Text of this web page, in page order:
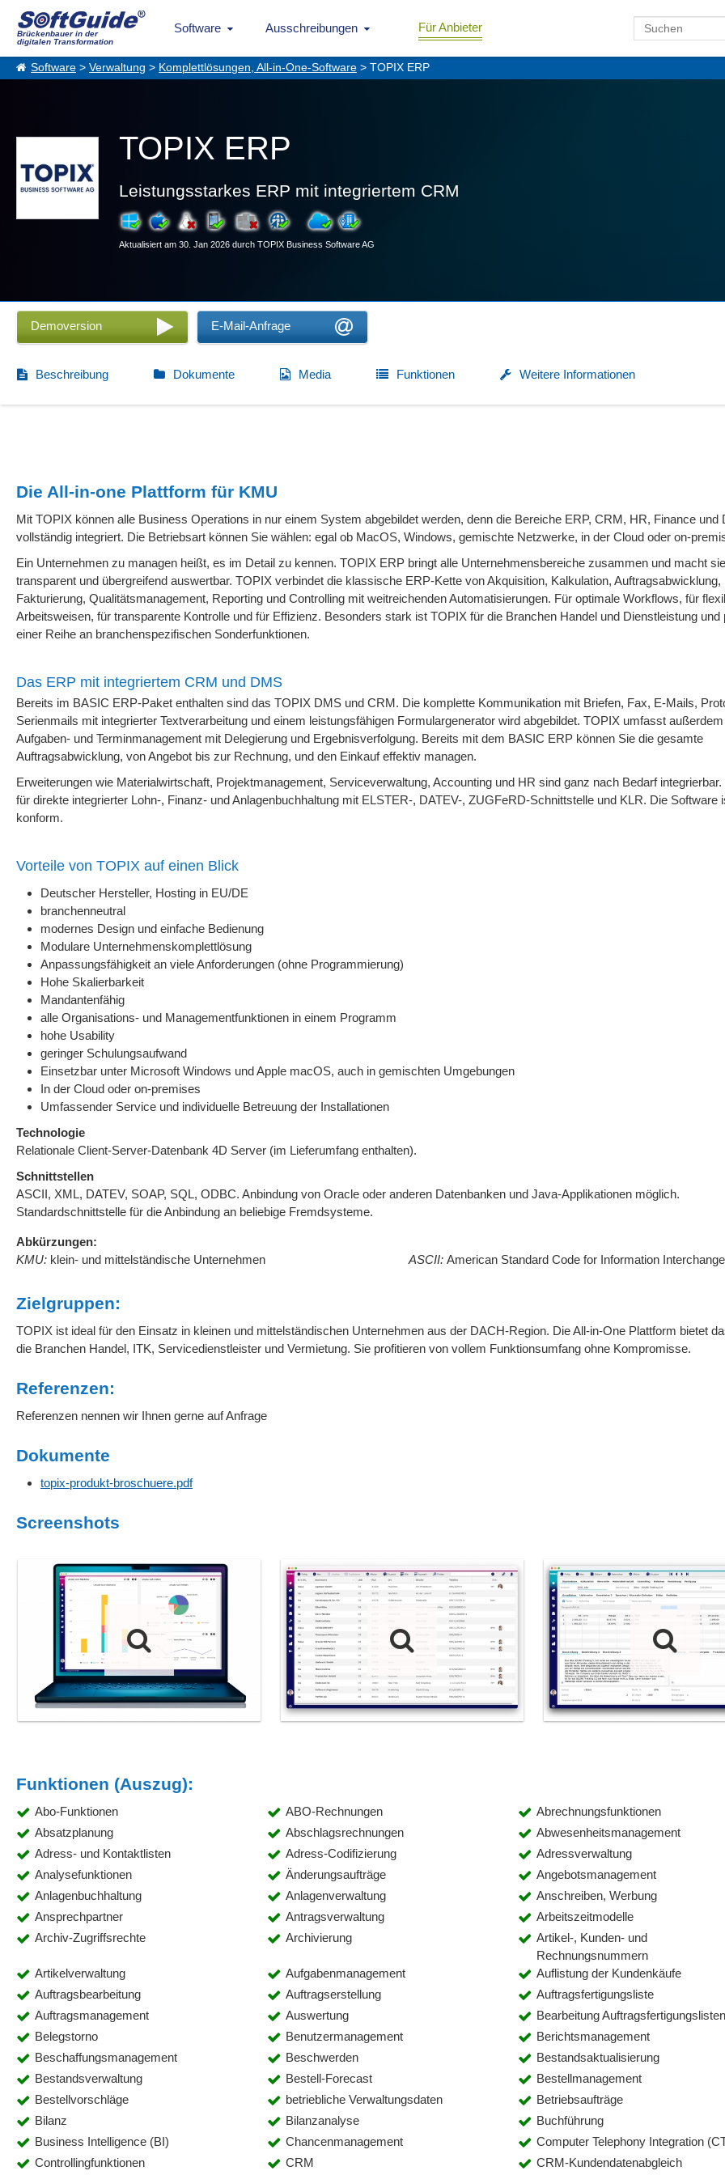
Brückenbauer in der
digitalen Transformation
Software Ausschreibungen Für Anbieter
Software > Verwaltung > Komplettlösungen, All-in-One-Software > TOPIX ERP
TOPIX ERP
Leistungsstarkes ERP mit integriertem CRM
Aktualisiert am 30. Jan 2026 durch TOPIX Business Software AG
Demoversion E-Mail-Anfrage
Beschreibung Dokumente Media Funktionen Weitere Informationen
Die All-in-one Plattform für KMU
Mit TOPIX können alle Business Operations in nur einem System abgebildet werden, denn die Bereiche ERP, CRM, HR, Finance und
vollständig integriert. Die Betriebsart können Sie wählen: egal ob MacOS, Windows, gemischte Netzwerke, in der Cloud oder on-
Ein Unternehmen zu managen heißt, es im Detail zu kennen. TOPIX ERP bringt alle Unternehmensbereiche zusammen und macht sie
transparent und übergreifend auswertbar. TOPIX verbindet die klassische ERP-Kette von Akquisition, Kalkulation, Auftragsabwicklung,
Fakturierung, Qualitätsmanagement, Reporting und Controlling mit weitreichenden Automatisierungen. Für optimale Workflows, für
Arbeitsweisen, für transparente Kontrolle und für Effizienz. Besonders stark ist TOPIX für die Branchen Handel und Dienstleistung und
einer Reihe an branchenspezifischen Sonderfunktionen.
Das ERP mit integriertem CRM und DMS
Bereits im BASIC ERP-Paket enthalten sind das TOPIX DMS und CRM. Die komplette Kommunikation mit Briefen, Fax, E-Mails,
Serienmails mit integrierter Textverarbeitung und einem leistungsfähigen Formulargenerator wird abgebildet. TOPIX umfasst
Aufgaben- und Terminmanagement mit Delegierung und Ergebnisverfolgung. Bereits mit dem BASIC ERP können Sie die gesamte
Auftragsabwicklung, von Angebot bis zur Rechnung, und den Einkauf effektiv managen.
Erweiterungen wie Materialwirtschaft, Projektmanagement, Serviceverwaltung, Accounting und HR sind ganz nach Bedarf integrierbar.
für direkte integrierter Lohn-, Finanz- und Anlagenbuchhaltung mit ELSTER-, DATEV-, ZUGFeRD-Schnittstelle und KLR. Die Software
konform.
Vorteile von TOPIX auf einen Blick
Deutscher Hersteller, Hosting in EU/DE
branchenneutral
modernes Design und einfache Bedienung
Modulare Unternehmenskomplettlösung
Anpassungsfähigkeit an viele Anforderungen (ohne Programmierung)
Hohe Skalierbarkeit
Mandantenfähig
alle Organisations- und Managementfunktionen in einem Programm
hohe Usability
geringer Schulungsaufwand
Einsetzbar unter Microsoft Windows und Apple macOS, auch in gemischten Umgebungen
In der Cloud oder on-premises
Umfassender Service und individuelle Betreuung der Installationen
Technologie
Relationale Client-Server-Datenbank 4D Server (im Lieferumfang enthalten).
Schnittstellen
ASCII, XML, DATEV, SOAP, SQL, ODBC. Anbindung von Oracle oder anderen Datenbanken und Java-Applikationen möglich.
Standardschnittstelle für die Anbindung an beliebige Fremdsysteme.
Abkürzungen:
KMU: klein- und mittelständische Unternehmen ASCII:American Standard Code for Information Interchange
Zielgruppen:
TOPIX ist ideal für den Einsatz in kleinen und mittelständischen Unternehmen aus der DACH-Region. Die All-in-One Plattform bietet
die Branchen Handel, ITK, Servicedienstleister und Vermietung. Sie profitieren von vollem Funktionsumfang ohne Kompromisse.
Referenzen:
Referenzen nennen wir Ihnen gerne auf Anfrage
Dokumente
topix-produkt-broschuere.pdf
Screenshots
Funktionen (Auszug):
Abo-Funktionen ABO-Rechnungen
Abrechnungsfunktionen
Absatzplanung
Abschlagsrechnungen
Abwesenheitsmanagement
Adress- und Kontaktlisten
Adress-Codifizierung
Adressverwaltung
Analysefunktionen
Änderungsaufträge
Angebotsmanagement
Anlagenbuchhaltung
Anlagenverwaltung
Anschreiben, Werbung
Ansprechpartner
Antragsverwaltung
Arbeitszeitmodelle
Archiv-Zugriffsrechte
Archivierung
Artikel-, Kunden- und
Rechnungsnummern
Artikelverwaltung
Aufgabenmanagement
Auflistung der Kundenkäufe
Auftragsbearbeitung
Auftragserstellung
Auftragsfertigungsliste
Auftragsmanagement
Auswertung
Bearbeitung
Belegstorno
Benutzermanagement
Berichtsmanagement
Beschaffungsmanagement
Beschwerden
Bestandsaktualisierung
Bestandsverwaltung
Bestell-Forecast
Bestellmanagement
Bestellvorschläge
betriebliche Verwaltungsdaten
Betriebsaufträge
Bilanz
Bilanzanalyse
Buchführung
Business Intelligence (BI)
Chancenmanagement
Computer Telephony Integration
Controllingfunktionen
CRM
CRM-Kundendatenabgleich